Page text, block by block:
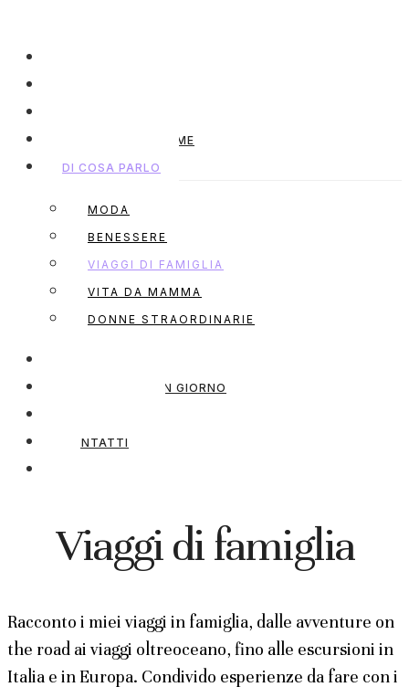
COLLABORA CON ME
DI COSA PARLO
MODA
BENESSERE
VIAGGI DI FAMIGLIA
VITA DA MAMMA
DONNE STRAORDINARIE
MODELLA PER UN GIORNO
CONTATTI
Viaggi di famiglia
Racconto i miei viaggi in famiglia, dalle avventure on
the road ai viaggi oltreoceano, fino alle escursioni in
Italia e in Europa. Condivido esperienze da fare con i